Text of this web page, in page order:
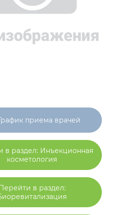
приема врачей
в раздел: Инъекционная
косметология
в раздел: